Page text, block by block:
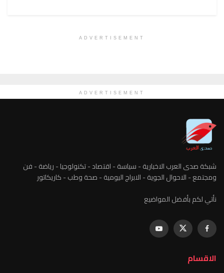
ADVERTISEMENT
ADVERTISEMENT
شبكة صدى العرب الاخبارية - سياسة - اقتصاد - تكنولوجيا - رياضة - فن
ومجتمع - الاحوال الجوية - الابراج اليومية - صحة وطب - كاريكاتور
نأتي لكم بأفضل المواضيع
الاقسام